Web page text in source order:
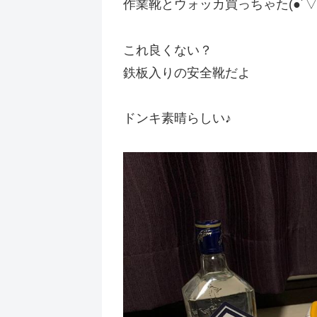
作業靴とウォッカ買っちゃた
これ良くない？
鉄板入りの安全靴だよ
ドンキ素晴らしい♪